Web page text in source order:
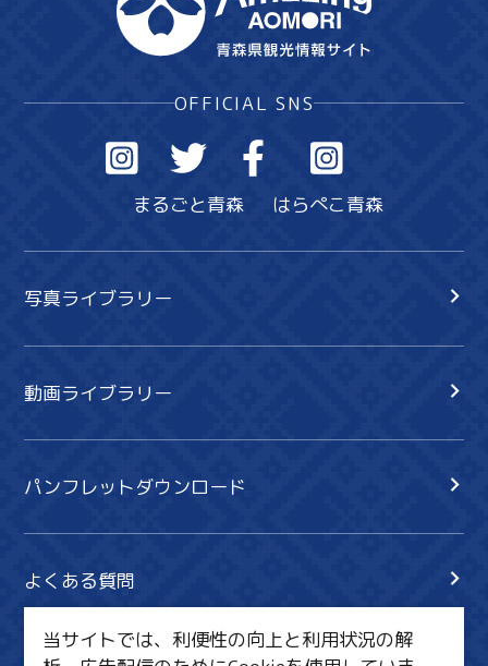
OFFICIAL SNS
まるごと青森 はらぺこ青森
写真ライブラリー
動画ライブラリー
パンフレットダウンロード
よくある質問
当サイトでは、利便性の向上と利用状況の解